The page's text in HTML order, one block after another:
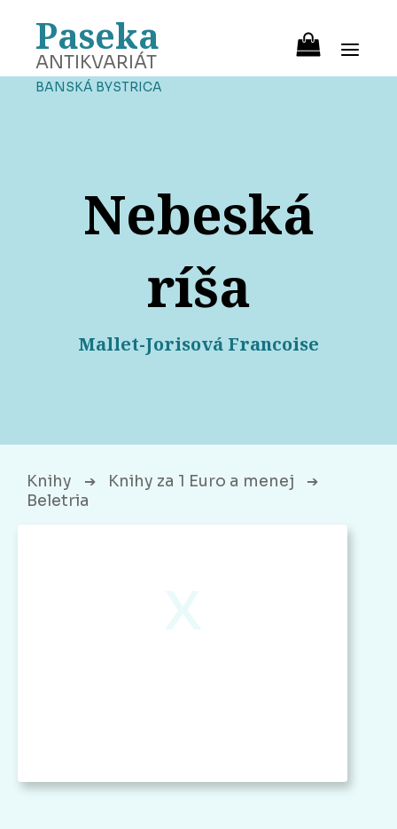
Paseka
ANTIKVARIÁT
BANSKÁ BYSTRICA
Nebeská
ríša
Mallet-Jorisová Francoise
Knihy ➔ Knihy za 1 Euro a menej ➔
Beletria